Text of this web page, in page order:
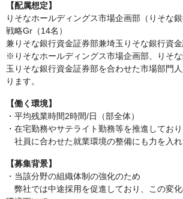
【配属想定】
りそなホールディングス市場企画部（りそな
戦略Gr（14名）
兼りそな銀行資金証券部兼埼玉りそな銀行資
※りそなホールディングス市場企画部、りそ
玉りそな銀行資金証券部を合わせた市場部門
ります。
【働く環境】
・平均残業時間2時間/日（部全体）
・在宅勤務やサテライト勤務等を推進しており
社員に合わせた就業環境の整備にも力を入
【募集背景】
・当該分野の組織体制の強化のため
弊社では中途採用を促進しており、この変